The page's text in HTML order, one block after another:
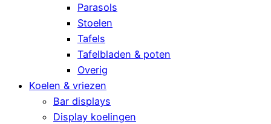
Parasols
Stoelen
Tafels
Tafelbladen & poten
Overig
Koelen & vriezen
Bar displays
Display koelingen